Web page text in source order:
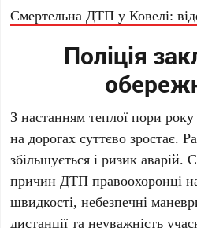
Смертельна ДТП у Ковелі:
Поліція
З настанням теплої пори року
на дорогах суттєво зростає.
збільшується і ризик
причин ДТП правоохоронці
швидкості, небезпечні
дистанції та неуважність